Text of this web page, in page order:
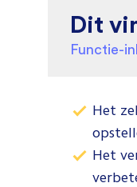
Dit
Functie-
Het
Het